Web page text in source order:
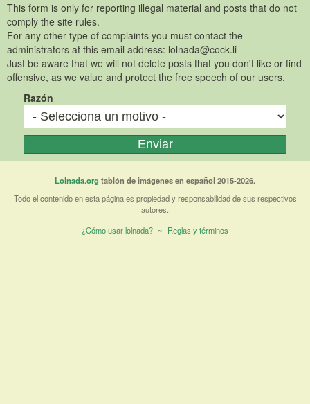
This form is only for reporting illegal material and posts that do not
comply the site rules.
For any other type of complaints you must contact the
administrators at this email address: lolnada@cock.li
Just be aware that we will not delete posts that you don't like or find
offensive, as we value and protect the free speech of our users.
Razón
Lolnada.org tablón de imágenes en español 2015-2026.
Todo el contenido en esta página es propiedad y responsabilidad de sus respectivos
autores.
¿Cómo usar lolnada? ~ Reglas y términos